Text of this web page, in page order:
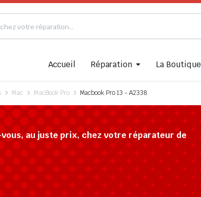
Accueil Réparation La Boutique
Mac MacBook Pro Macbook Pro 13 - A2338
au juste prix, chez votre réparateur de